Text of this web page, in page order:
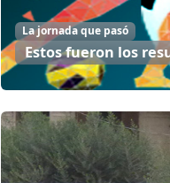
La jornada que pasó
Estos fueron los